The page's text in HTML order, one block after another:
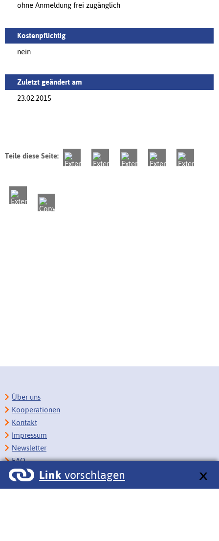
ohne Anmeldung frei zugänglich
Kostenpflichtig
nein
Zuletzt geändert am
23.02.2015
Teile diese Seite:
Link vorschlagen
Über uns
Kooperationen
Kontakt
Impressum
Newsletter
FAQ
Copyright